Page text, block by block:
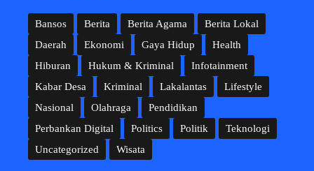
Bansos Berita Berita Agama
Berita Lokal
Daerah
Ekonomi Gaya Hidup
Health
Hiburan
Hukum & Kriminal
Infotainment
Kabar Desa
Kriminal Lakalantas
Lifestyle
Nasional
Olahraga
Pendidikan
Perbankan Digital
Politics Politik
Teknologi
Uncategorized
Wisata